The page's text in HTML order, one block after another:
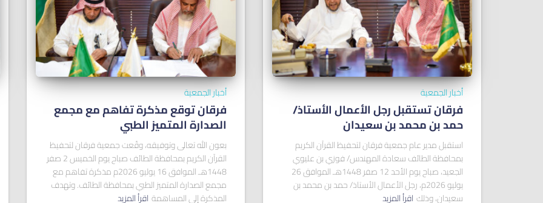
أخبار الجمعية
فرقان تستقبل رجل الأعمال الأستاذ/
ﺣﻤﺪ ﺑﻦ ﻣﺤﻤﺪ ﺑﻦ ﺳﻌﻴﺪان
استقبل مدير عام جمعية فرقان لتحفيظ القرآن الكريم
بمحافظة الطائف سعادة المهندس/ فوزي بن عليوي
الجعيد، صباح يوم الأحد 12 صفر 1448هـ الموافق 26
يوليو 2026م، رجل الأعمال الأستاذ/ حمد بن محمد بن
سعيدان، وذلك اقرأ المزيد
أخبار الجمعية
فرقان توقع مذكرة تفاهم مع مجمع
الصدارة المتميز الطبي
بعون الله تعالى وتوفيقه، وقّعت جمعية فرقان لتحفيظ
القرآن الكريم بمحافظة الطائف صباح يوم الخميس 2 صفر
1448هـ الموافق 16 يوليو 2026م مذكرة تفاهم مع
مجمع الصدارة المتميز الطبي بمحافظة الطائف. وتهدف
المذكرة إلى المساهمة اقرأ المزيد